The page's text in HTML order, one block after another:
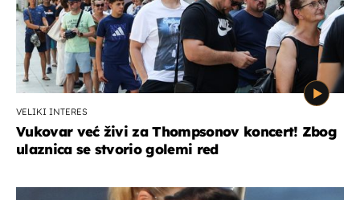
VELIKI INTERES
Vukovar već živi za Thompsonov koncert! Zbog
ulaznica se stvorio golemi red